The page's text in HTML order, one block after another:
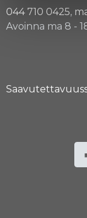
044 710 0425,
Avoinna ma 8 -